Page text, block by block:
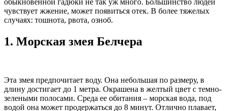
обыкновенной гадюки не так уж много. Большинство людей
чувствует жжение, может появиться отек. В более тяжелых
случаях: тошнота, рвота, озноб.
1. Морская змея Белчера
Эта змея предпочитает воду. Она небольшая по размеру, в
длину достигает до 1 метра. Окрашена в желтый цвет с темно-
зелеными полосами. Среда ее обитания – морская вода, под
водой она может продержаться до 8 минут. Отлично плавает,